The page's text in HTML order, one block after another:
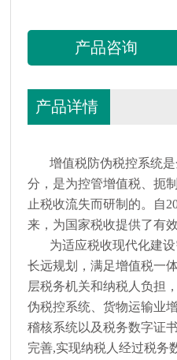
产品咨询
产品详情
增值税防伪税控系统是
分，是为控管增值税、扼
止税收流失而研制的。自
来，为国家税收提供了有
为适应税收现代化建设
长远规划，满足增值税一
层税务机关和纳税人负担
伪税控系统、货物运输业
稽核系统以及税务数字证
完善,实现纳税人经过税务